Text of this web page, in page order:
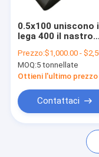
Notizie
Casi
Bobina d'acciaio
0.5x100 uniscono
lega 400 il nastro
striscia del nichel
rame di morbidezza
del metallo del
Prezzo:$1,000.00 - $2,500.00/
MOQ:5 tonnellate
Ottieni l'ultimo prezzo
Contattaci